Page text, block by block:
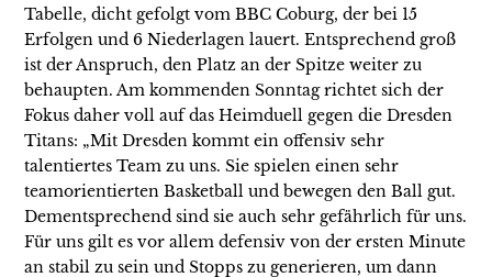
Tabelle, dicht gefolgt vom BBC Coburg, der bei 15
Erfolgen und 6 Niederlagen lauert. Entsprechend groß
ist der Anspruch, den Platz an der Spitze weiter zu
behaupten. Am kommenden Sonntag richtet sich der
Fokus daher voll auf das Heimduell gegen die Dresden
Titans: „Mit Dresden kommt ein offensiv sehr
talentiertes Team zu uns. Sie spielen einen sehr
teamorientierten Basketball und bewegen den Ball gut.
Dementsprechend sind sie auch sehr gefährlich für uns.
Für uns gilt es vor allem defensiv von der ersten Minute
an stabil zu sein und Stopps zu generieren, um dann